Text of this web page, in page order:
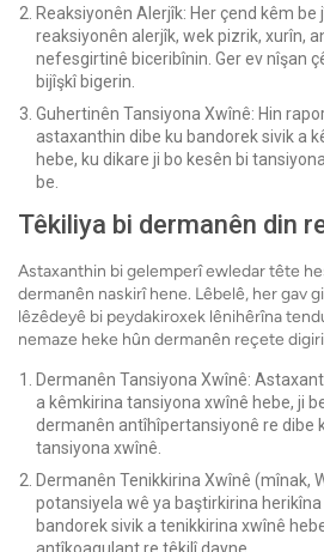
Reaksiyonên Alerjîk: Her çend kêm be
reaksiyonên alerjîk, wek pizrik, xurîn,
nefesgirtinê biceribînin. Ger ev nîşan
bijîşkî bigerin.
Guhertinên Tansiyona Xwînê: Hin
astaxanthin dibe ku bandorek sivik a
hebe, ku dikare ji bo kesên bi
be.
Têkiliya bi dermanên din
Astaxanthin bi gelemperî ewledar tête
dermanên naskirî hene. Lêbelê, her gav
lêzêdeyê bi peydakiroxek lênihêrîna
nemaze heke hûn dermanên reçete
Dermanên Tansiyona Xwînê:
a kêmkirina tansiyona xwînê hebe, ji
dermanên antîhîpertansiyonê re dibe
tansiyona xwînê.
Dermanên Tenikkirina Xwînê (mînak,
potansiyela wê ya baştirkirina
bandorek sivik a tenikkirina xwînê